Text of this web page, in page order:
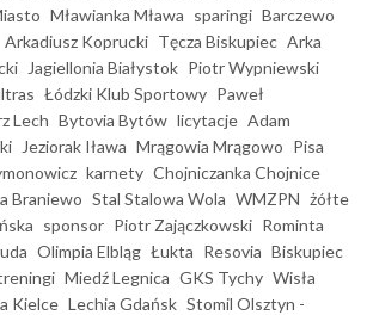
Mławianka Mława sparingi Barczewo
Arkadiusz Koprucki Tęcza Biskupiec Arka
Jagiellonia Białystok Piotr Wypniewski
Łódzki Klub Sportowy Paweł
Lech Bytovia Bytów licytacje Adam
Jeziorak Iława Mrągowia Mrągowo Pisa
karnety Chojniczanka Chojnice
Braniewo Stal Stalowa Wola WMZPN żółte
sponsor Piotr Zajączkowski Rominta
Olimpia Elbląg Łukta Resovia Biskupiec
Miedź Legnica GKS Tychy Wisła
Kielce Lechia Gdańsk Stomil Olsztyn -